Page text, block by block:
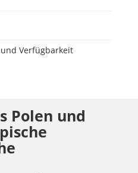
Verfügbarkeit
Polen und